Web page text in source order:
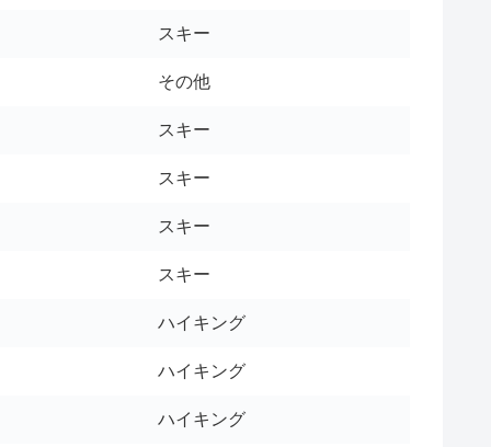
スキー
その他
スキー
スキー
スキー
スキー
ハイキング
ハイキング
ハイキング